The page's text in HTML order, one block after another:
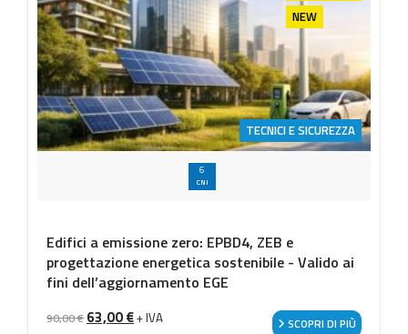
NEW
TECNICI E SICUREZZA
6
CNI
Edifici a emissione zero: EPBD4, ZEB e
progettazione energetica sostenibile - Valido ai
fini dell’aggiornamento EGE
90,00€ Il prezzo originale era: 90,00 €.
63,00€Il prezzo attuale è: 63,00 €.
+ IVA SCOPRI DI PIÙ